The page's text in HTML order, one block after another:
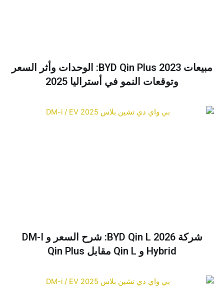
مبيعات BYD Qin Plus 2023: الوحدات وأثر السعر
وتوقعات النمو في أستراليا 2025
شركة BYD Qin L 2026: شرح السعر و DM-I
Hybrid و Qin L مقابل Qin Plus